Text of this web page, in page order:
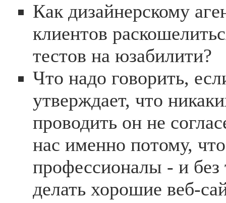
Как дизайнерскому
клиентов
тестов на юзабилити?
Что надо говорить,
утверждает, что
проводить он не
нас именно потому,
профессионалы - и без
делать хорошие веб-